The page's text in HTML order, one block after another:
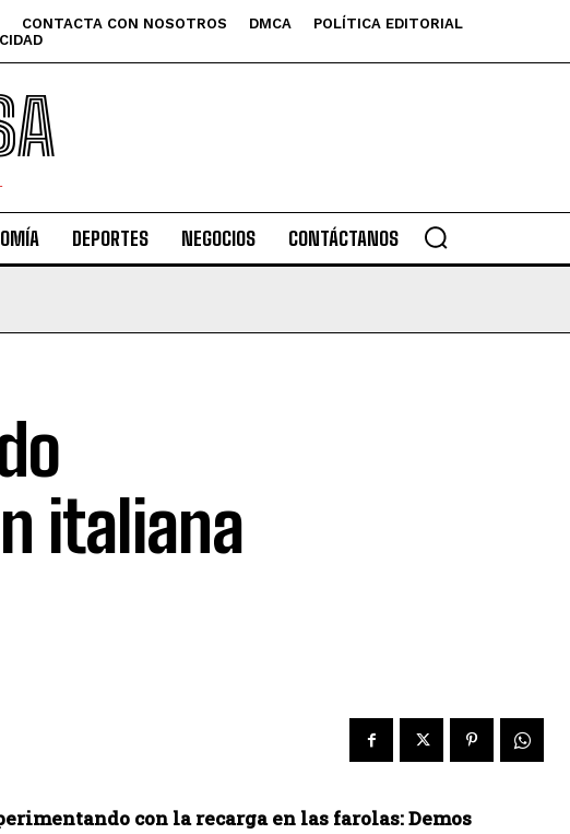
CONTACTA CON NOSOTROS DMCA
POLÍTICA EDITORIAL
DEPORTES NEGOCIOS CONTÁCTANOS
italiana
con la recarga en las farolas: Demos